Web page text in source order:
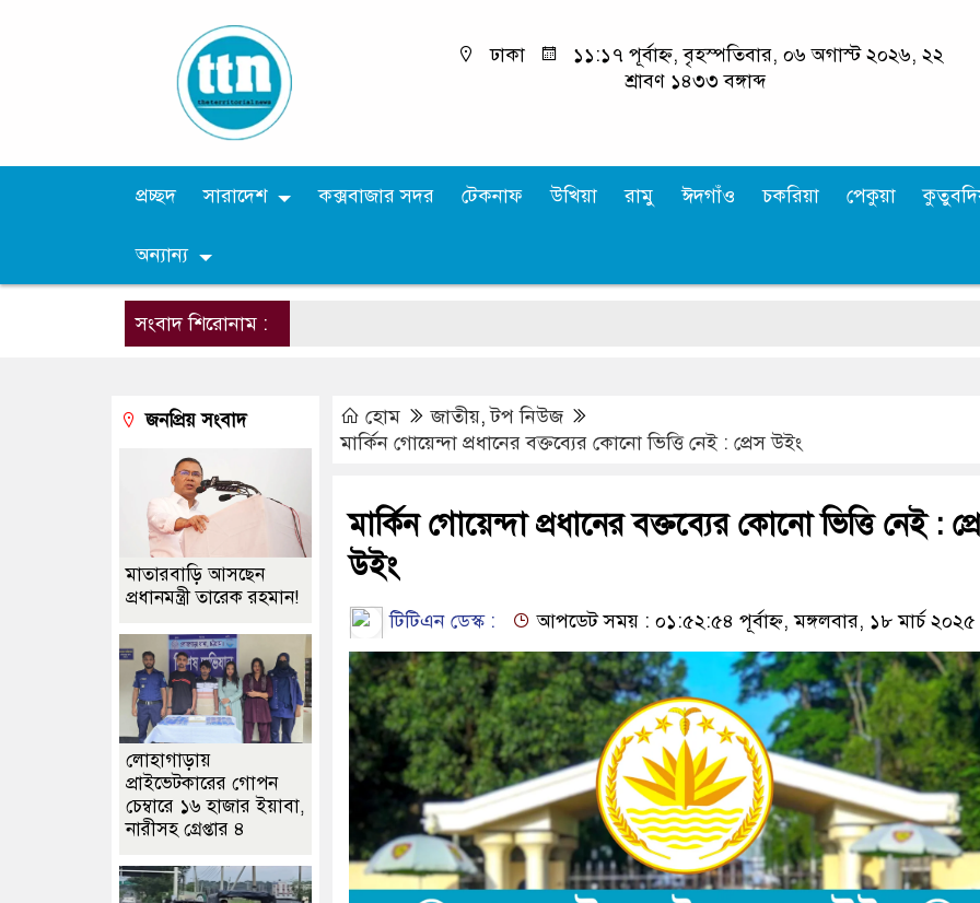
ঢাকা
১১:১৭ পূর্বাহ্ন, বৃহস্পতিবার, ০৬ অগাস্ট ২০২৬, ২২
শ্রাবণ ১৪৩৩ বঙ্গাব্দ
প্রচ্ছদ সারাদেশ কক্সবাজার সদর টেকনাফ উখিয়া রামু ঈদগাঁও চকরিয়া পেকুয়া
অন্যান্য
সংবাদ শিরোনাম :
হোম জাতীয়,টপ নিউজ
মার্কিন গোয়েন্দা প্রধানের বক্তব্যের কোনো ভিত্তি নেই : প্রেস উইং
মার্কিন গোয়েন্দা প্রধানের বক্তব্যের কোনো ভিত্তি নেই :
উইং
টিটিএন ডেস্ক : আপডেট সময় : ০১:৫২:৫৪ পূর্বাহ্ন, মঙ্গলবার, ১৮ মার্চ ২০২৫
জনপ্রিয় সংবাদ
মাতারবাড়ি আসছেন
প্রধানমন্ত্রী তারেক রহমান!
লোহাগাড়ায়
প্রাইভেটকারের গোপন
চেম্বারে ১৬ হাজার ইয়াবা,
নারীসহ গ্রেপ্তার ৪